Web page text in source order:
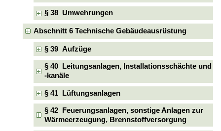
§ 38 Umwehrungen
Abschnitt 6 Technische Gebäudeausrüstung
§ 39 Aufzüge
§ 40 Leitungsanlagen, Installationsschächte und
-kanäle
§ 41 Lüftungsanlagen
§ 42 Feuerungsanlagen, sonstige Anlagen zur
Wärmeerzeugung, Brennstoffversorgung